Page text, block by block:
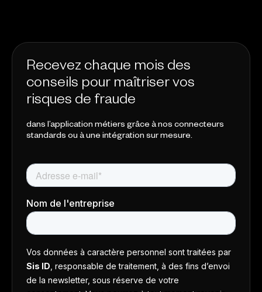
Recevez chaque mois des
conseils pour maîtriser vos
risques de fraude
dans l’application métiers grâce à nos connecteurs
standards ou à une intégration sur mesure.